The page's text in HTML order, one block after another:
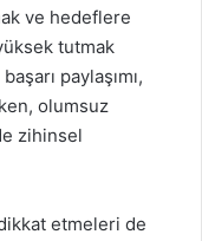
ve hedeflere
tutmak
paylaşımı,
olumsuz
zihinsel
etmeleri de